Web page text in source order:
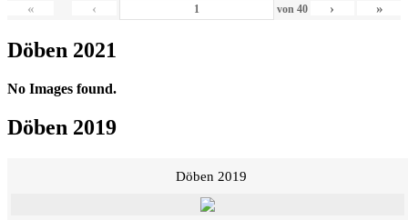
« ‹ von 40 › »
Döben 2021
No Images found.
Döben 2019
Döben 2019